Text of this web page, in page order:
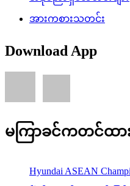
အားကစားသတင်း
Download App
မကြာခင်ကတင်ထာ
Hyundai ASEAN